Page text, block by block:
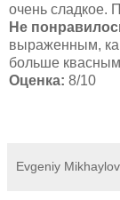
очень сладкое.
Не
выраженным,
больше
Оценка: 8/10
Evgeniy Mikhaylov